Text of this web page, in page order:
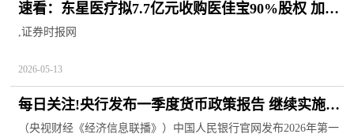
速看：东星医疗拟7.7亿元收购医佳宝90%股权 加码
大外科医疗器械平台业务布局
,证券时报网
2026-05-13
每日关注!央行发布一季度货币政策报告 继续实施好
适度宽松的货币政策
（央视财经《经济信息联播》）中国人民银行官网发布2026年第一